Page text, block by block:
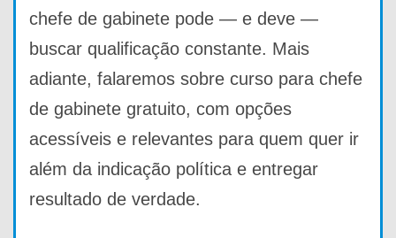
chefe de gabinete pode — e deve —
buscar qualificação constante. Mais
adiante, falaremos sobre curso para chefe
de gabinete gratuito, com opções
acessíveis e relevantes para quem quer ir
além da indicação política e entregar
resultado de verdade.